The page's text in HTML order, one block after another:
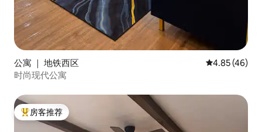
公寓 ｜ 地铁西区 平均评分
4.85 (46)
时尚现代公寓
热门「房客推荐」
房客推荐